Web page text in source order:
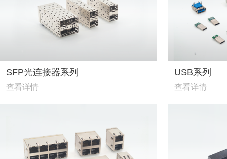
SFP光连接器系列
查看详情
USB系列
查看详情